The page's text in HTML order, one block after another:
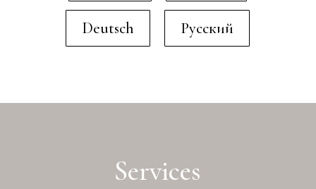
Deutsch Русский
Services